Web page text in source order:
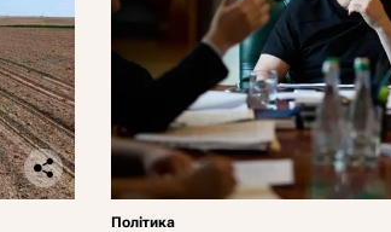
Політика